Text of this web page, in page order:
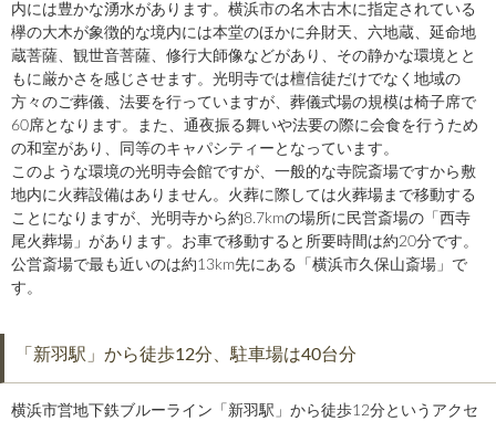
内には豊かな湧水があります。横浜市の名木古木に指定されている
欅の大木が象徴的な境内には本堂のほかに弁財天、六地蔵、延命地
蔵菩薩、観世音菩薩、修行大師像などがあり、その静かな環境とと
もに厳かさを感じさせます。光明寺では檀信徒だけでなく地域の
方々のご葬儀、法要を行っていますが、葬儀式場の規模は椅子席で
60席となります。また、通夜振る舞いや法要の際に会食を行うため
の和室があり、同等のキャパシティーとなっています。
このような環境の光明寺会館ですが、一般的な寺院斎場ですから敷
地内に火葬設備はありません。火葬に際しては火葬場まで移動する
ことになりますが、光明寺から約8.7kmの場所に民営斎場の「西寺
尾火葬場」があります。お車で移動すると所要時間は約20分です。
公営斎場で最も近いのは約13km先にある「横浜市久保山斎場」で
す。
「新羽駅」から徒歩12分、駐車場は40台分
横浜市営地下鉄ブルーライン「新羽駅」から徒歩12分というアクセ